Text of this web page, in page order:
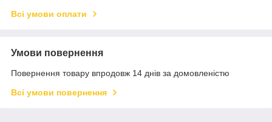
Всі умови оплати
Умови повернення
Повернення товару впродовж 14 днів за домовленістю
Всі умови повернення